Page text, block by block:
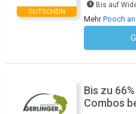
GUTSCHEIN
Bis auf
MehrPooch
Bis zu
Combos